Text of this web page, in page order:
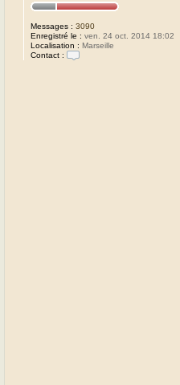
Messages : 3090
Enregistré le : ven. 24 oct. 2014 18:02
Localisation : Marseille
Contact :